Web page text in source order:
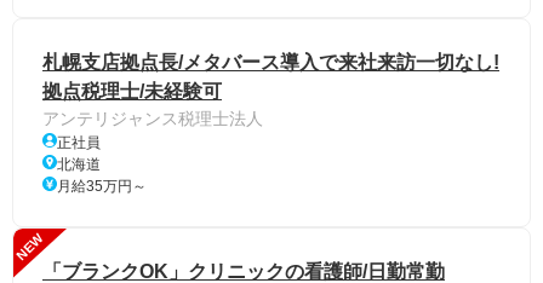
札幌支店拠点長/メタバース導入で来社来訪一切なし!
拠点税理士/未経験可
アンテリジャンス税理士法人
正社員
北海道
月給35万円～
NEW
「ブランクOK」クリニックの看護師/日勤常勤